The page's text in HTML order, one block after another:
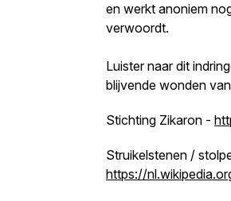
en werkt anoniem
verwoordt.
Luister naar dit
blijvende wonden
Stichting Zikaron -
Struikelstenen /
https://